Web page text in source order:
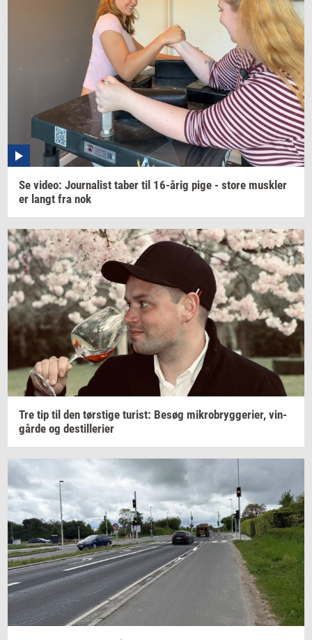
Se video: Jour­na­list taber til 16-årig pige - store mus­k­ler
er langt fra nok
Tre tip til den tørsti­ge turist: Besøg mi­kro­bryg­ge­ri­er, vin­
går­de og destil­le­ri­er